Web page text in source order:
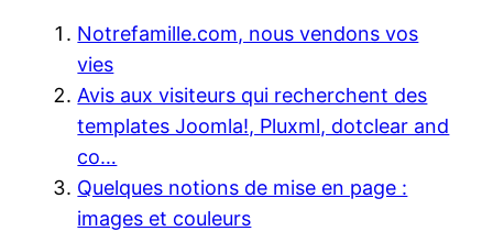
Notrefamille.com, nous vendons vos
vies
Avis aux visiteurs qui recherchent des
templates Joomla!, Pluxml, dotclear and
co…
Quelques notions de mise en page :
images et couleurs